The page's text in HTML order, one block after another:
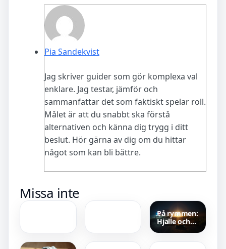
Pia Sandekvist
Jag skriver guider som gör komplexa val
enklare. Jag testar, jämför och
sammanfattar det som faktiskt spelar roll.
Målet är att du snabbt ska förstå
alternativen och känna dig trygg i ditt
beslut. Hör gärna av dig om du hittar
något som kan bli bättre.
Missa inte
snabbaste
bil 1228
På rymmen:
Hjalle och
Heavy –
damlandslag
Lediga
lägenheter